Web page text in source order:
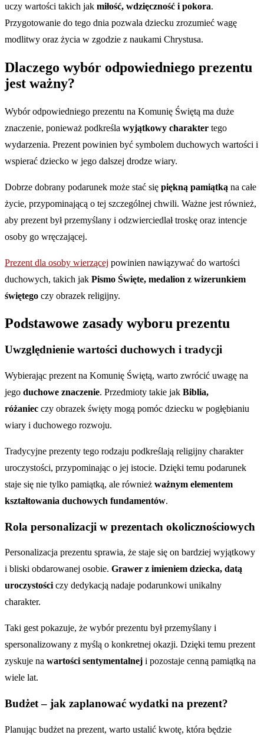
uczy wartości takich jak miłość, wdzięczność i pokora.
Przygotowanie do tego dnia pozwala dziecku zrozumieć wagę
modlitwy oraz życia w zgodzie z naukami Chrystusa.
Dlaczego wybór odpowiedniego prezentu
jest ważny?
Wybór odpowiedniego prezentu na Komunię Świętą ma duże
znaczenie, ponieważ podkreśla wyjątkowy charakter tego
wydarzenia. Prezent powinien być symbolem duchowych wartości i
wspierać dziecko w jego dalszej drodze wiary.
Dobrze dobrany podarunek może stać się piękną pamiątką na całe
życie, przypominającą o tej szczególnej chwili. Ważne jest również,
aby prezent był przemyślany i odzwierciedlał troskę oraz intencje
osoby go wręczającej.
Prezent dla osoby wierzącej powinien nawiązywać do wartości
duchowych, takich jak Pismo Święte, medalion z wizerunkiem
świętego czy obrazek religijny.
Podstawowe zasady wyboru prezentu
Uwzględnienie wartości duchowych i tradycji
Wybierając prezent na Komunię Świętą, warto zwrócić uwagę na
jego duchowe znaczenie. Przedmioty takie jak Biblia,
różaniec czy obrazek święty mogą pomóc dziecku w pogłębianiu
wiary i duchowego rozwoju.
Tradycyjne prezenty tego rodzaju podkreślają religijny charakter
uroczystości, przypominając o jej istocie. Dzięki temu podarunek
staje się nie tylko pamiątką, ale również ważnym elementem
kształtowania duchowych fundamentów.
Rola personalizacji w prezentach okolicznościowych
Personalizacja prezentu sprawia, że staje się on bardziej wyjątkowy
i bliski obdarowanej osobie. Grawer z imieniem dziecka, datą
uroczystościczy dedykacją nadaje podarunkowi unikalny
charakter.
Taki gest pokazuje, że wybór prezentu był przemyślany i
spersonalizowany z myślą o konkretnej okazji. Dzięki temu prezent
zyskuje na wartości sentymentalnej i pozostaje cenną pamiątką na
wiele lat.
Budżet – jak zaplanować wydatki na prezent?
Planując budżet na prezent, warto ustalić kwotę, która będzie